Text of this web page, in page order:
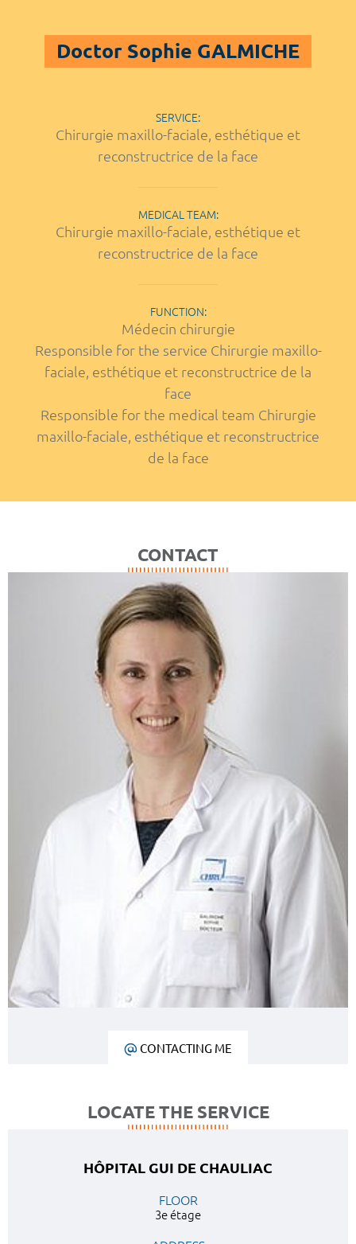
Doctor Sophie GALMICHE
SERVICE:
Chirurgie maxillo-faciale, esthétique et
reconstructrice de la face
MEDICAL TEAM:
Chirurgie maxillo-faciale, esthétique et
reconstructrice de la face
FUNCTION:
Médecin chirurgie
Responsible for the service Chirurgie maxillo-
faciale, esthétique et reconstructrice de la
face
Responsible for the medical team Chirurgie
maxillo-faciale, esthétique et reconstructrice
de la face
CONTACT
CONTACTING ME
LOCATE THE SERVICE
HÔPITAL GUI DE CHAULIAC
FLOOR
3e étage